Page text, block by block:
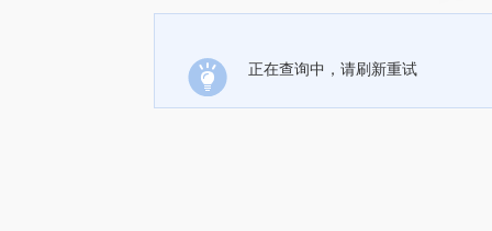
正在查询中，请刷新重试